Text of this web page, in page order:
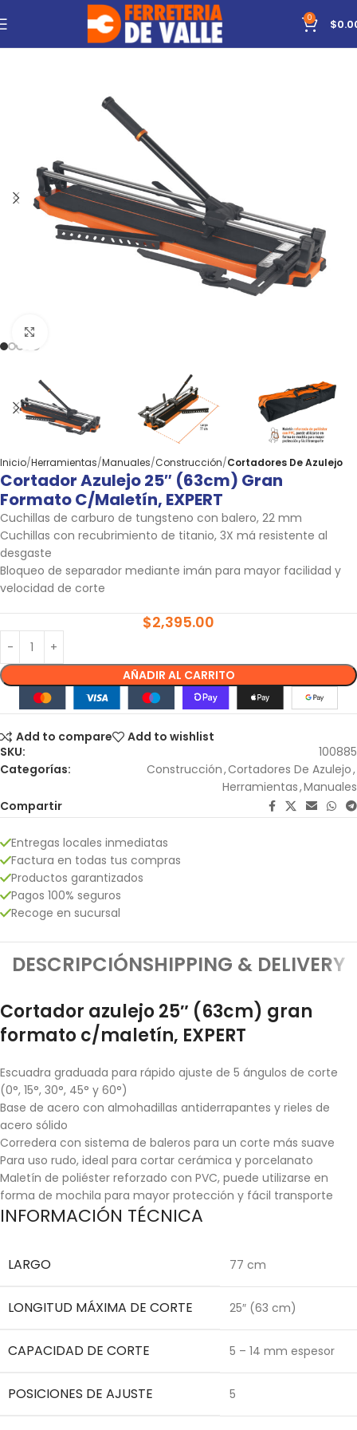
0 $
Inicio Herramientas Manuales Construcción Cortadores De Azulejo
Cortador Azulejo 25″ (63cm) Gran
Formato C/maletín, EXPERT
Cuchillas de carburo de tungsteno con balero, 22 mm
Cuchillas con recubrimiento de titanio, 3X má resistente al
desgaste
Bloqueo de separador mediante imán para mayor facilidad y
velocidad de corte
$2,395.00
AÑADIR AL CARRITO
Add to compare
Add to wishlist
SKU:
100885
Categorías:
Construcción,Cortadores De Azulejo,
Herramientas,Manuales
Compartir
Entregas locales inmediatas
Factura en todas tus compras
Productos garantizados
Pagos 100% seguros
Recoge en sucursal
DESCRIPCIÓNSHIPPING & DELIVERY
Cortador azulejo 25″ (63cm) gran
formato c/maletín, EXPERT
Escuadra graduada para rápido ajuste de 5 ángulos de corte
(0°, 15°, 30°, 45° y 60°)
Base de acero con almohadillas antiderrapantes y rieles de
acero sólido
Corredera con sistema de baleros para un corte más suave
Para uso rudo, ideal para cortar cerámica y porcelanato
Maletín de poliéster reforzado con PVC, puede utilizarse en
forma de mochila para mayor protección y fácil transporte
INFORMACIÓN TÉCNICA
LARGO 77 cm
LONGITUD MÁXIMA DE CORTE 25″ (63 cm)
CAPACIDAD DE CORTE 5 – 14 mm espesor
POSICIONES DE AJUSTE 5